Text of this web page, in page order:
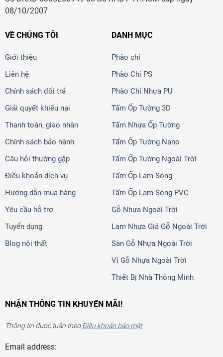
08/10/2007
VỀ CHÚNG TÔI
Giới thiệu
Liên hệ
Chính sách đổi trả
Giải quyết khiếu nại
Thanh toán, giao nhận
Chính sách bảo hành
Câu hỏi thường gặp
Điều khoản dịch vụ
Hướng dẫn mua hàng
Yêu cầu hỗ trợ
Tuyển dụng
Blog nội thất
DANH MỤC
Phào chỉ
Phào Chỉ PS
Phào Chỉ Nhựa PU
Tấm Ốp Tường 3D
Tấm Nhựa Ốp Tường
Tấm Ốp Tường Nano
Tấm Ốp Tường Ngoài Trời
Tấm Ốp Lam Sóng
Tấm Ốp Lam Sóng PVC
Gỗ Nhựa Ngoài Trời
Lam Nhựa Giả Gỗ Ngoài Trời
Sàn Gỗ Nhựa Ngoài Trời
Vỉ Gỗ Nhựa Ngoài Trời
Thiết Bị Nhà Thông Minh
NHẬN THÔNG TIN KHUYẾN MÃI!
Thông tin được tuân theoĐiều khoản bảo mật
Email address: